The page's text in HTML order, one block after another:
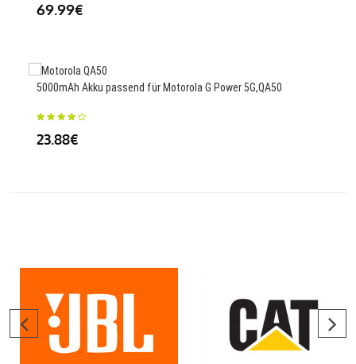
69.99€
5000mAh Akku passend für Motorola G Power 5G,QA50
23.88€